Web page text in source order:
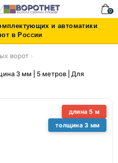
0
и автоматики
в России
ворот ›
3 мм | 5 метров | Для
длина 5 м
толщина 3 мм